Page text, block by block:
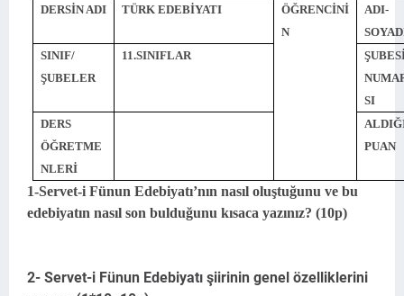
DERSİN ADI TÜRK EDEBİYATI
ÖĞRENCİNİ
N
ADI-
SINIF/
ŞUBELER
11.SINIFLAR
SI
DERS
ÖĞRETME
NLERİ
PUAN
1-Servet-i Fünun Edebiyatı’nın nasıl oluştuğunu ve bu
edebiyatın nasıl son bulduğunu kısaca yazınız? (10p)
2- Servet-i Fünun Edebiyatı şiirinin genel özelliklerini